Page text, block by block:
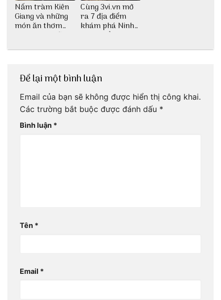
Nấm tràm Kiên
Giang và những
món ăn thơm
ngon khó cưỡng
Cùng 3vi.vn mở
ra 7 địa điểm
khám phá Ninh
Bình buổi sáng
Để lại một bình luận
Email của bạn sẽ không được hiển thị công khai.
Các trường bắt buộc được đánh dấu *
Bình luận *
Tên *
Email *